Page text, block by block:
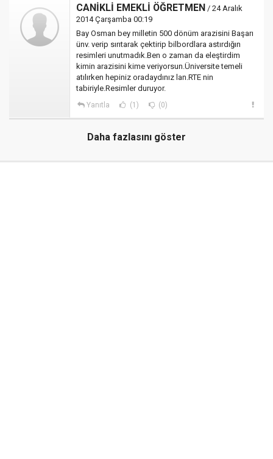
CANİKLİ EMEKLİ ÖĞRETMEN / 24 Aralık
2014 Çarşamba 00:19
Bay Osman bey milletin 500 dönüm arazisini Başarı
ünv. verip sırıtarak çektirip bilbordlara astırdığın
resimleri unutmadık.Ben o zaman da eleştirdim
kimin arazisini kime veriyorsun.Üniversite temeli
atılırken hepiniz oradaydınız lan.RTE nin
tabiriyle.Resimler duruyor.
Yanıtla (1) (0)
Daha fazlasını göster